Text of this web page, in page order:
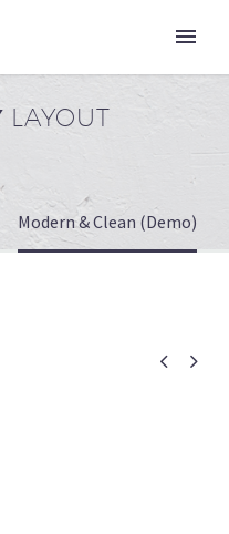
LAYOUT
Modern & Clean (Demo)
 